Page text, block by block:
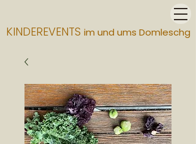
KINDEREVENTS im und ums Domleschg